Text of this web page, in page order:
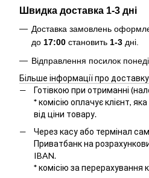
Швидка доставка 1-3 дні
Доставка замовлень
до 17:00 становить 1-3 дні.
Відправлення посилок
Більше інформації про доставку
Готівкою при отриманні
*комісію оплачує клієнт,
від ціни товару.
Через касу або термінал
Приватбанк на
IBAN.
*комісію за перерахування